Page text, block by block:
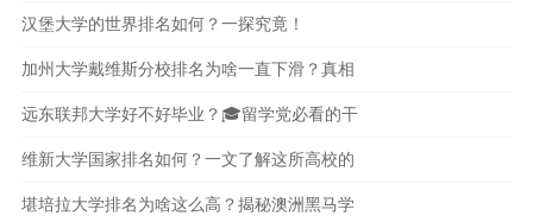
汉堡大学的世界排名如何？一探究竟！
加州大学戴维斯分校排名为啥一直下滑？真相
远东联邦大学好不好毕业？🎓留学党必看的干
维新大学国家排名如何？一文了解这所高校的
堪培拉大学排名为啥这么高？揭秘澳洲黑马学